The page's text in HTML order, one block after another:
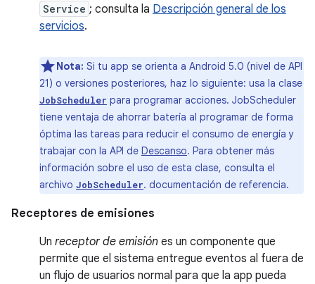
Service ; consulta la Descripción general de los
servicios.
Nota: Si tu app se orienta a Android 5.0 (nivel de API
21) o versiones posteriores, haz lo siguiente: usa la clase
JobScheduler para programar acciones. JobScheduler
tiene ventaja de ahorrar batería al programar de forma
óptima las tareas para reducir el consumo de energía y
trabajar con la API de Descanso. Para obtener más
información sobre el uso de esta clase, consulta el
archivo JobScheduler. documentación de referencia.
Receptores de emisiones
Un receptor de emisión es un componente que
permite que el sistema entregue eventos al fuera de
un flujo de usuarios normal para que la app pueda